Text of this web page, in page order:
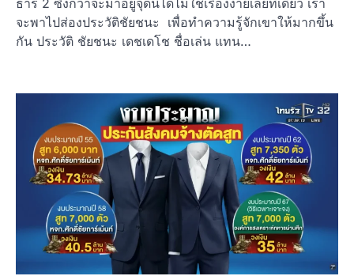
จะพาไปส่องประวัติชัยชนะ เพื่อทำความรู้จักเขาให้มากขึ้น
กัน ประวัติ ชัยชนะ เดชเดโช ชื่อเล่น แทน…